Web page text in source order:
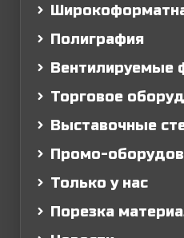
Полиграфия
Вентилируемые
Торговое
Выставочные
Промо-
Только у нас
Порезка